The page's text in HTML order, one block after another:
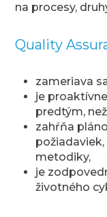
na procesy,
Quality
zameriava
je
predtým,
zahŕňa
metodiky,
je
životného